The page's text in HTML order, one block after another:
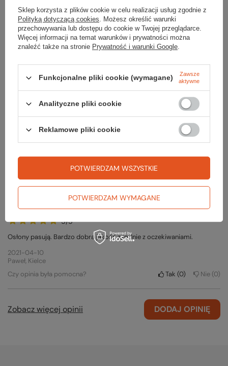
5/5
Super są, dosć długo mi służyły, za chwilę wyruszą ze mną na kolejną
wyprawę górską razem z kijkami oczywiście:-)
2024-07-02
5/5
Opinia potwierdzona zakupem
Świetna sprawa gdy lubisz słuchać gór, a nie stukania kijków ;)
Czy opinia była pomocna?
Nie
5/5
Osłony pasują. Bardzo dobra jakość zgodnie z oczekiwaniami.
2021-04-10
Paweł, Kielce
Czy opinia była pomocna?
Tak 0 Nie 0
Zobacz więcej opinii DODAJ OPINIĘ
Sklep korzysta z plików cookie w celu realizacji usług zgodnie z
Polityką dotyczącą cookies. Możesz określić warunki
przechowywania lub dostępu do cookie w Twojej przeglądarce.
Więcej informacji na temat warunków i prywatności można
znaleźć także na stronie Prywatność i warunki Google.
Funkcjonalne pliki cookie (wymagane)
Zawsze
aktywne
Analityczne pliki cookie
Reklamowe pliki cookie
POTWIERDZAM WYMAGANE
POTWIERDZAM WSZYSTKIE